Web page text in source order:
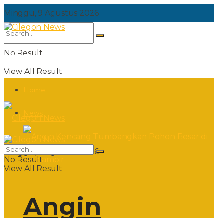
Minggu, 9 Agustus 2026
No Result
View All Result
Angin
Minggu, 9 Agustus 2026
No Result
View All Result